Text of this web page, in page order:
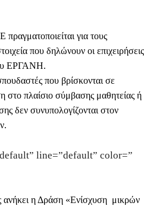
για τους
που δηλώνουν οι επιχειρήσεις
ΕΡΓΑΝΗ.
που βρίσκονται σε
στο πλαίσιο σύμβασης μαθητείας ή
δεν συνυπολογίζονται στον
line=”default” color=”
ανήκει η Δράση «Ενίσχυση μικρών